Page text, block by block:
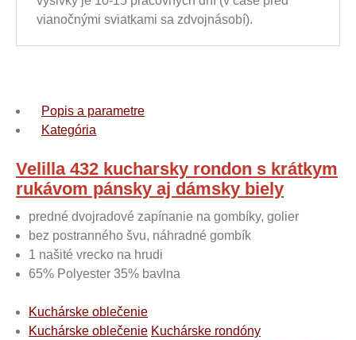
vianočnými sviatkami sa zdvojnásobí).
Popis a parametre
Kategória
Velilla 432 kucharsky rondon s krátkym
rukávom pánsky aj dámsky biely
predné dvojradové zapínanie na gombíky, golier
bez postranného švu, náhradné gombík
1 našité vrecko na hrudi
65% Polyester 35% bavlna
Kuchárske oblečenie
Kuchárske oblečenie Kuchárske rondóny